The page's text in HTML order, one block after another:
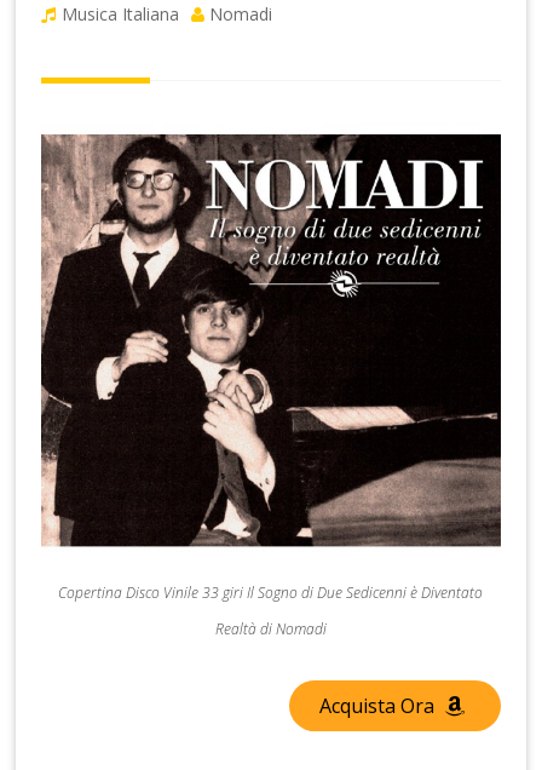
Musica Italiana Nomadi
Copertina Disco Vinile 33 giri Il Sogno di Due Sedicenni è Diventato
Realtà di Nomadi
Acquista Ora